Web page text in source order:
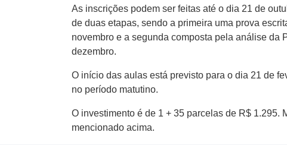
As inscrições podem ser feitas até o dia 21 de
de duas etapas, sendo a primeira uma prova
novembro e a segunda composta pela análise da
dezembro.
O início das aulas está previsto para o dia 21 de
no período matutino.
O investimento é de 1 + 35 parcelas de R$
mencionado acima.